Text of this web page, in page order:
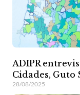
ADIPR
Cidades, Guto
28/08/2025